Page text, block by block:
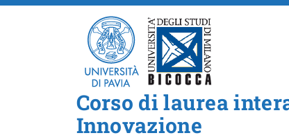
Corso di laurea
Innovazione